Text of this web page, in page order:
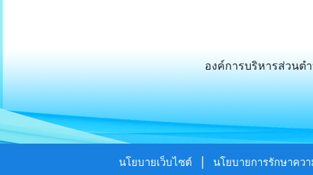
องค์การบริหารส่วนต
นโยบายเว็บไซต์ | นโยบายการรักษาคว